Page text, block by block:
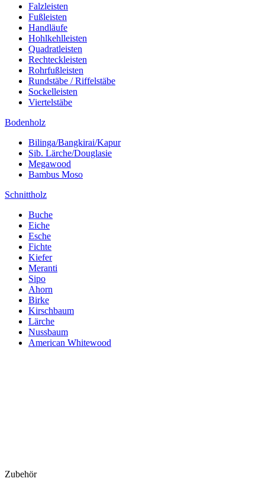
Falzleisten
Fußleisten
Handläufe
Hohlkehlleisten
Quadratleisten
Rechteckleisten
Rohrfußleisten
Rundstäbe / Riffelstäbe
Sockelleisten
Viertelstäbe
Bodenholz
Bilinga/Bangkirai/Kapur
Sib. Lärche/Douglasie
Megawood
Bambus Moso
Schnittholz
Buche
Eiche
Esche
Fichte
Kiefer
Meranti
Sipo
Ahorn
Birke
Kirschbaum
Lärche
Nussbaum
American Whitewood
Zubehör